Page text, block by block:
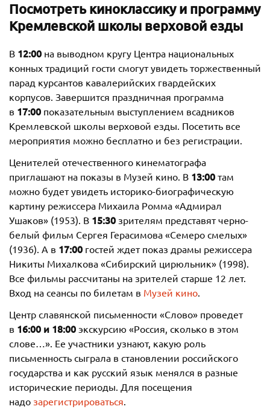
Посмотреть киноклассику и программу
Кремлевской школы верховой езды
В 12:00 на выводном кругу Центра национальных
конных традиций гости смогут увидеть торжественный
парад курсантов кавалерийских гвардейских
корпусов. Завершится праздничная программа
в 17:00 показательным выступлением всадников
Кремлевской школы верховой езды. Посетить все
мероприятия можно бесплатно и без регистрации.
Ценителей отечественного кинематографа
приглашают на показы в Музей кино. В 13:00 там
можно будет увидеть историко-биографическую
картину режиссера Михаила Ромма «Адмирал
Ушаков» (1953). В 15:30 зрителям представят черно-
белый фильм Сергея Герасимова «Семеро смелых»
(1936). А в 17:00 гостей ждет показ драмы режиссера
Никиты Михалкова «Сибирский цирюльник» (1998).
Все фильмы рассчитаны на зрителей старше 12 лет.
Вход на сеансы по билетам в Музей кино
Центр славянской письменности «Слово» проведет
в 16:00 и 18:00 экскурсию «Россия, сколько в этом
слове…». Ее участники узнают, какую роль
письменность сыграла в становлении российского
государства и как русский язык менялся в разные
исторические периоды. Для посещения
надо зарегистрироваться